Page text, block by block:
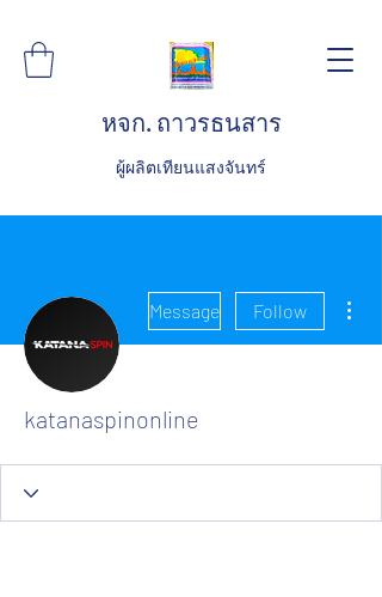
หจก. ถาวรธนสาร
ผู้ผลิตเทียนแสงจันทร์
Message Follow
katanaspinonline